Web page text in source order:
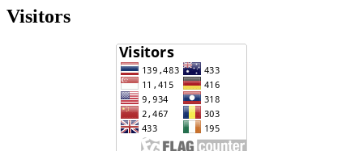
Visitors